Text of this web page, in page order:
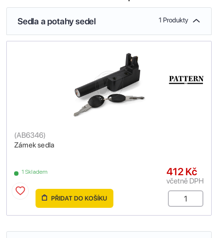
Sedla a potahy sedel 1 Produkty
Zámek sedla
(AB6346)
1 Skladem 412 Kč
včetně DPH
PŘIDAT DO KOŠÍKU